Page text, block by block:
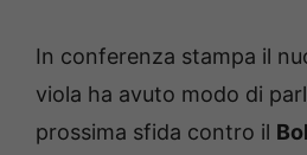
In conferenza stampa il
viola ha avuto modo di
prossima sfida contro il